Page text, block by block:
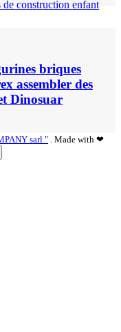
briques
assembler des
Dinosuar
sarl " . Made with ❤